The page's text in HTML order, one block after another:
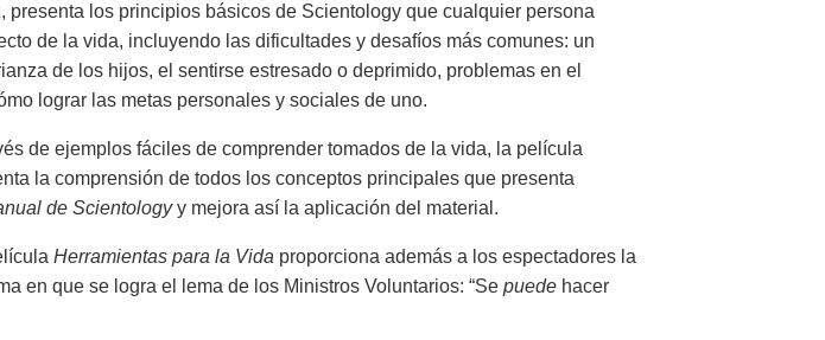
, presenta los principios básicos de Scientology que cualquier persona
de la vida, incluyendo las dificultades y desafíos más comunes: un
de los hijos, el sentirse estresado o deprimido, problemas en el
lograr las metas personales y sociales de uno.
de ejemplos fáciles de comprender tomados de la vida, la película
la comprensión de todos los conceptos principales que presenta
de Scientologyy mejora así la aplicación del material.
Herramientas para la Vida proporciona además a los espectadores la
en que se logra el lema de los Ministros Voluntarios: “Se puede hacer